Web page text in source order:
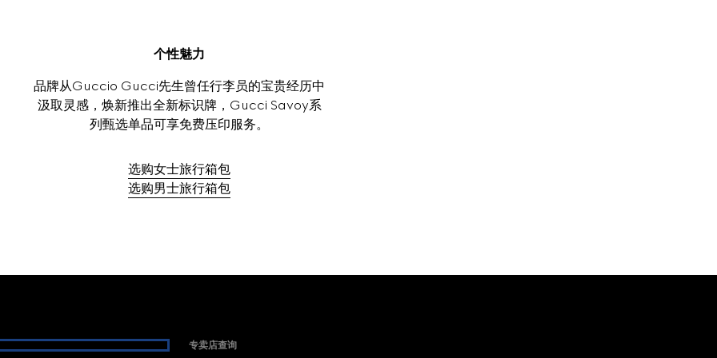
个性魅力
品牌从Guccio Gucci先生曾任行李员的宝贵经历中
汲取灵感，焕新推出全新标识牌，Gucci Savoy系
列甄选单品可享‌‌免费‌‌压印服务。
选购女士旅行箱包
选购男士旅行箱包
专卖店查询